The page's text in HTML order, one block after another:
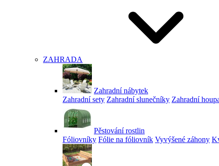
ZAHRADA
Zahradní nábytek
Zahradní sety Zahradní slunečníky Zahradní
Pěstování rostlin
Fóliovníky Fólie na fóliovník Vyvýšené záhony